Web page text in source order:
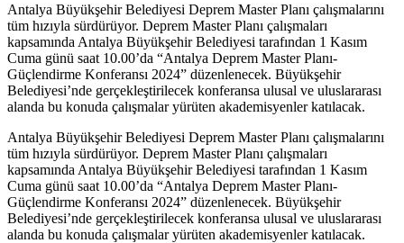
Antalya Büyükşehir Belediyesi Deprem Master Planı çalışmalarını
tüm hızıyla sürdürüyor. Deprem Master Planı çalışmaları
kapsamında Antalya Büyükşehir Belediyesi tarafından 1 Kasım
Cuma günü saat 10.00’da “Antalya Deprem Master Planı-
Güçlendirme Konferansı 2024” düzenlenecek. Büyükşehir
Belediyesi’nde gerçekleştirilecek konferansa ulusal ve uluslararası
alanda bu konuda çalışmalar yürüten akademisyenler katılacak.
​Antalya Büyükşehir Belediyesi Deprem Master Planı çalışmalarını
tüm hızıyla sürdürüyor. Deprem Master Planı çalışmaları
kapsamında Antalya Büyükşehir Belediyesi tarafından 1 Kasım
Cuma günü saat 10.00’da “Antalya Deprem Master Planı-
Güçlendirme Konferansı 2024” düzenlenecek. Büyükşehir
Belediyesi’nde gerçekleştirilecek konferansa ulusal ve uluslararası
alanda bu konuda çalışmalar yürüten akademisyenler katılacak.